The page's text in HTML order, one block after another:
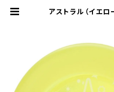
アストラル（イエ